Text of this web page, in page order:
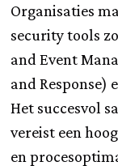
Organisaties
security tools
and Event
and
Het succesvol
vereist een
en